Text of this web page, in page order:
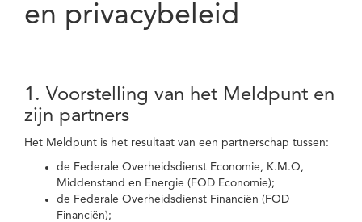
en privacybeleid
1. Voorstelling van het Meldpunt en
zijn partners
Het Meldpunt is het resultaat van een partnerschap tussen:
de Federale Overheidsdienst Economie, K.M.O,
Middenstand en Energie (FOD Economie);
de Federale Overheidsdienst Financiën (FOD
Financiën);